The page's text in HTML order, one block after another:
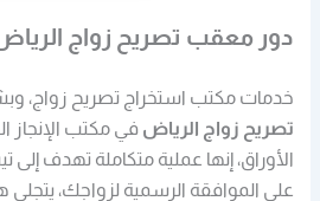
دور معقب تصريح زواج
خدمات مكتب استخراج تصريح زواج،
تصريح زواج الرياض في مكتب الإنجاز
الأوراق، إنها عملية متكاملة تهدف
على الموافقة الرسمية لزواجك،